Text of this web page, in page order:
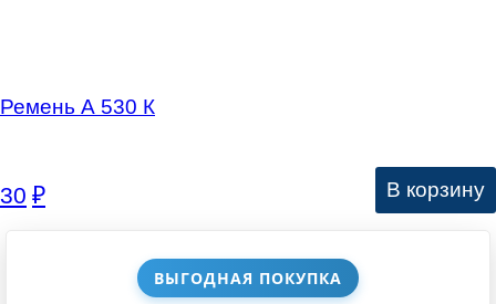
ВЫГОДНАЯ ПОКУПКА
Ремень А 530 К
30 ₽ В корзину